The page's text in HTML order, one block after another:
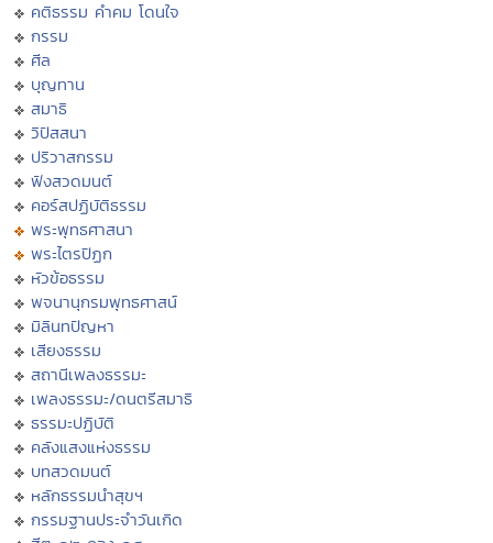
คติธรรม คำคม โดนใจ
กรรม
ศีล
บุญทาน
สมาธิ
วิปัสสนา
ปริวาสกรรม
ฟังสวดมนต์
คอร์สปฏิบัติธรรม
พระพุทธศาสนา
พระไตรปิฏก
หัวข้อธรรม
พจนานุกรมพุทธศาสน์
มิลินทปัญหา
เสียงธรรม
สถานีเพลงธรรมะ
เพลงธรรมะ/ดนตรีสมาธิ
ธรรมะปฏิบัติ
คลังแสงแห่งธรรม
บทสวดมนต์
หลักธรรมนำสุขฯ
กรรมฐานประจำวันเกิด